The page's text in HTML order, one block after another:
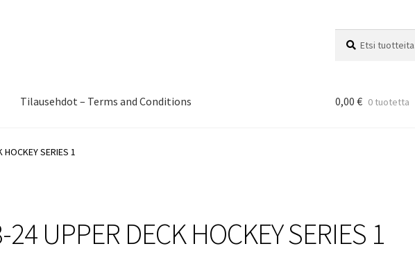
Tilausehdot – Terms and Conditions 0,00 € 0 tuotetta
HOCKEY SERIES 1
UPPER DECK HOCKEY SERIES 1